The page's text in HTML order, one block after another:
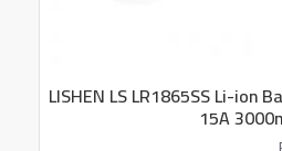
LISHEN LS LR1865SS Li-ion
15A